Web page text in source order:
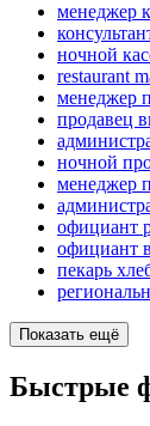
менеджер
ночной
restaurant
менеджер
продавец
ночной
менеджер
официант
официант
пекарь
Показать ещё
Быстрые